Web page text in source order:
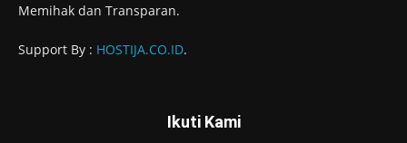
Memihak dan Transparan.
Support By : HOSTIJA.CO.ID.
Ikuti Kami